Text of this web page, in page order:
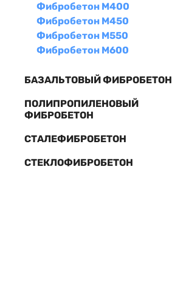
Фибробетон М400
Фибробетон М450
Фибробетон М550
Фибробетон М600
БАЗАЛЬТОВЫЙ ФИБРОБЕТОН
ПОЛИПРОПИЛЕНОВЫЙ
ФИБРОБЕТОН
СТАЛЕФИБРОБЕТОН
СТЕКЛОФИБРОБЕТОН